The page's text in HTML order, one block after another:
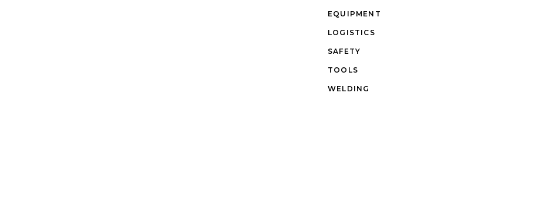
EQUIPMENT
LOGISTICS
SAFETY
TOOLS
WELDING